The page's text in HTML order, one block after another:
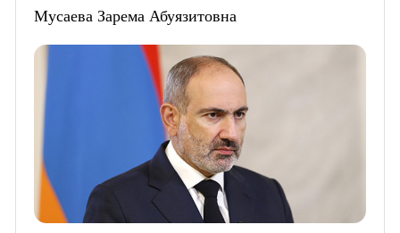
Мусаева Зарема Абуязитовна